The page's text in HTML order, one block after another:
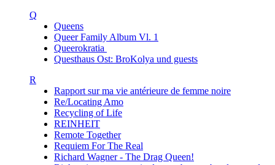
Q
Queens
Queer Family Album Vl. 1
Queerokratia
Questhaus Ost: BroKolya und guests
R
Rapport sur ma vie antérieure de femme noire
Re/Locating Amo
Recycling of Life
REINHEIT
Remote Together
Requiem For The Real
Richard Wagner - The Drag Queen!